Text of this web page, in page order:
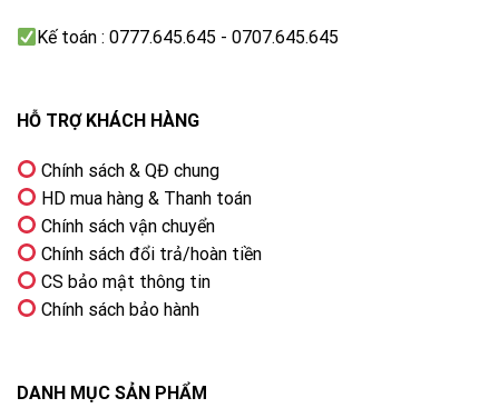
Thông Số Kỹ Thuật
220V/ 50Hz
Tốc độ vắt
700 vòng/phút
Kích thước (R*S*C)
590 x 606 x 960mm
Trọng lượng
Xuất Xứ & Bảo Hành
Kế toán : 0777.645.645 - 0707.645.645
HỖ TRỢ KHÁCH HÀNG
Chính sách & QĐ chung
HD mua hàng & Thanh toán
Chính sách vận chuyển
Chính sách đổi trả/hoàn tiền
CS bảo mật thông tin
Chính sách bảo hành
DANH MỤC SẢN PHẨM